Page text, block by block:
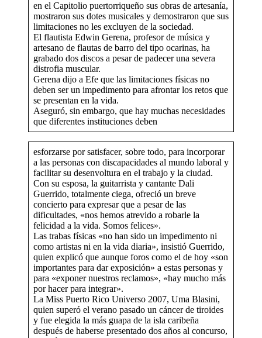
en el Capitolio puertorriqueño sus obras de artesanía,
mostraron sus dotes musicales y demostraron que sus
limitaciones no les excluyen de la sociedad.
El flautista Edwin Gerena, profesor de música y
artesano de flautas de barro del tipo ocarinas, ha
grabado dos discos a pesar de padecer una severa
distrofia muscular.
Gerena dijo a Efe que las limitaciones físicas no
deben ser un impedimento para afrontar los retos que
se presentan en la vida.
Aseguró, sin embargo, que hay muchas necesidades
que diferentes instituciones deben
esforzarse por satisfacer, sobre todo, para incorporar
a las personas con discapacidades al mundo laboral y
facilitar su desenvoltura en el trabajo y la ciudad.
Con su esposa, la guitarrista y cantante Dali
Guerrido, totalmente ciega, ofreció un breve
concierto para expresar que a pesar de las
dificultades, «nos hemos atrevido a robarle la
felicidad a la vida. Somos felices».
Las trabas físicas «no han sido un impedimento ni
como artistas ni en la vida diaria», insistió Guerrido,
quien explicó que aunque foros como el de hoy «son
importantes para dar exposición» a estas personas y
para «exponer nuestros reclamos», «hay mucho más
por hacer para integrar».
La Miss Puerto Rico Universo 2007, Uma Blasini,
quien superó el verano pasado un cáncer de tiroides
y fue elegida la más guapa de la isla caribeña
después de haberse presentado dos años al concurso,